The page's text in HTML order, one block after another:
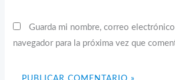
Guarda mi nombre, correo
navegador para la próxima vez que